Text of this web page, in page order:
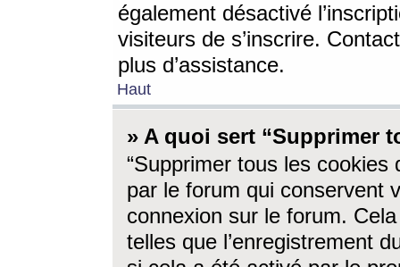
également désactivé
visiteurs de s’inscrire.
plus d’assistance.
Haut
» A quoi sert “Supprimer
“Supprimer tous les cookies
par le forum qui conservent
connexion sur le forum.
telles que l’enregistrement